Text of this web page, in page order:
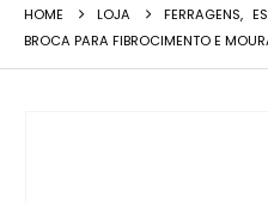
HOME LOJA FERRAGENS,
BROCA PARA FIBROCIMENTO E